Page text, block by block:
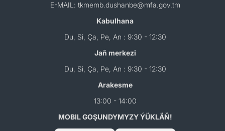
E-MAIL: tkmemb.dushanbe@mfa.gov.tm
Kabulhana
Du, Si, Ça, Pe, An : 9:30 - 12:30
Jaň merkezi
Du, Si, Ça, Pe, An : 9:30 - 12:30
Arakesme
13:00 - 14:00
MOBIL GOŞUNDYMYZY ÝÜKLÄŇ!